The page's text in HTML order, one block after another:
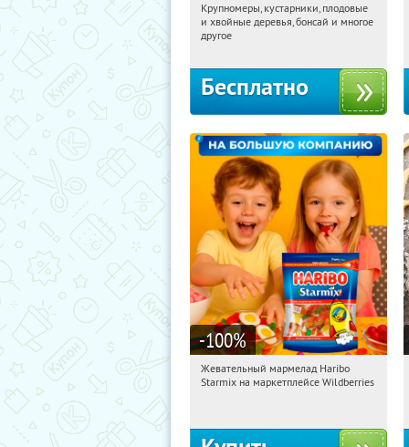
05:36:29 Получили:28
Москва, Рябиновая улица, 17
Крупномеры, кустарники, плодовые
и хвойные деревья, бонсай и многое
другое
Бесплатно
-100%
05:36:29 Получили:
Жевательный мармелад Haribo
Starmix на маркетплейсе Wildberries